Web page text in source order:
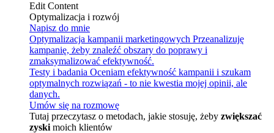
Edit Content
Optymalizacja i rozwój
Napisz do mnie
Optymalizacja kampanii marketingowych Przeanalizuję
kampanię, żeby znaleźć obszary do poprawy i
zmaksymalizować efektywność.
Testy i badania Oceniam efektywność kampanii i szukam
optymalnych rozwiązań - to nie kwestia mojej opinii, ale
danych.
Umów się na rozmowę
Tutaj przeczytasz o metodach, jakie stosuję, żeby zwiększać
zyski moich klientów